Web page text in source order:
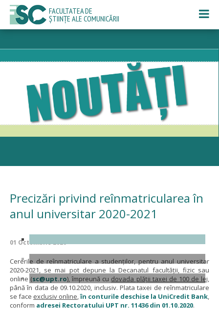
FACULTATEA DE
ȘTIINȚE ALE COMUNICĂRII
Precizări privind reînmatricularea în
anul universitar 2020-2021
01 Octombrie 2020
Cererile de reînmatriculare a studenților, pentru anul universitar
2020-2021, se mai pot depune la Decanatul facultății, fizic sau
online (sc@upt.ro), împreună cu dovada plății taxei de 100 de lei,
până în data de 09.10.2020, inclusiv. Plata taxei de reînmatriculare
se face exclusiv online,în conturile deschise la UniCredit Bank,
conform adresei Rectoratului UPT nr. 11436 din 01.10.2020.